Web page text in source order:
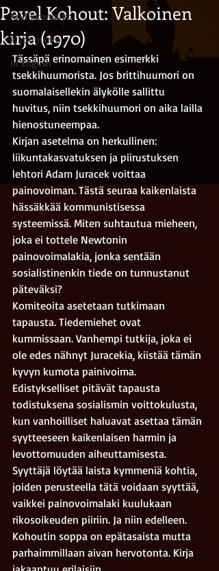
Kriitikkomarko
Fiktiomarko
in English
Pavel Kohout: Valkoinen
kirja (1970)
Tässäpä erinomainen esimerkki
tsekkihuumorista. Jos brittihuumori on
suomalaisellekin älykölle sallittu
huvitus, niin tsekkihuumori on aika lailla
hienostuneempaa.
Kirjan asetelma on herkullinen:
liikuntakasvatuksen ja piirustuksen
lehtori Adam Juracek voittaa
painovoiman. Tästä seuraa kaikenlaista
hässäkkää kommunistisessa
systeemissä. Miten suhtautua mieheen,
joka ei tottele Newtonin
painovoimalakia, jonka sentään
sosialistinenkin tiede on tunnustanut
päteväksi?
Komiteoita asetetaan tutkimaan
tapausta. Tiedemiehet ovat
kummissaan. Vanhempi tutkija, joka ei
ole edes nähnyt Juracekia, kiistää tämän
kyvyn kumota painivoima.
Edistykselliset pitävät tapausta
todistuksena sosialismin voittokulusta,
kun vanhoilliset haluavat asettaa tämän
syytteeseen kaikenlaisen harmin ja
levottomuuden aiheuttamisesta.
Syyttäjä löytää laista kymmeniä kohtia,
joiden perusteella tätä voidaan syyttää,
vaikkei painovoimalaki kuulukaan
rikosoikeuden piiriin. Ja niin edelleen.
Kohoutin soppa on epätasaista mutta
parhaimmillaan aivan hervotonta. Kirja